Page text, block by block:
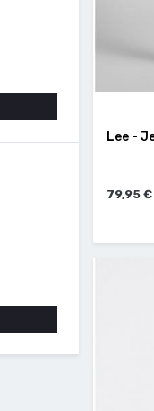
Lee -
79,95 €